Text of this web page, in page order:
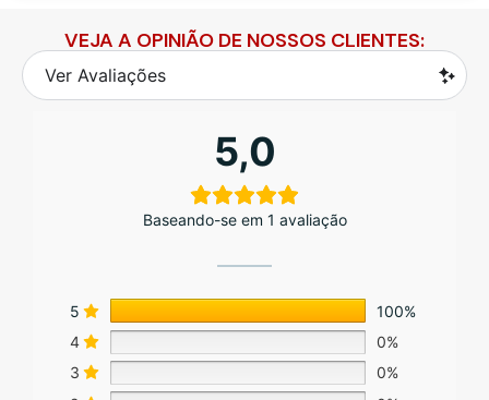
VEJA A OPINIÃO DE NOSSOS CLIENTES:
Ver Avaliações
5,0
Baseando-se em 1 avaliação
5
100%
4
0%
3
0%